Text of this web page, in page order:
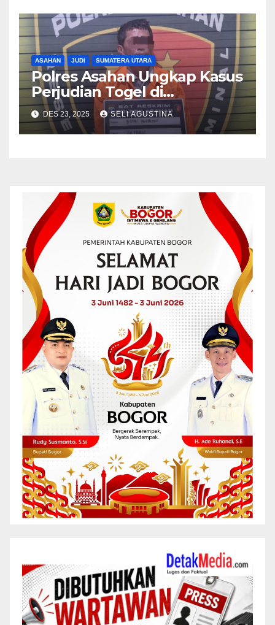
ASAHAN JUDI SUMATERA UTARA
Polres Asahan Ungkap Kasus
Perjudian Togel di
Kabupaten Asahan
DES 23, 2025 SELI AGUSTINA